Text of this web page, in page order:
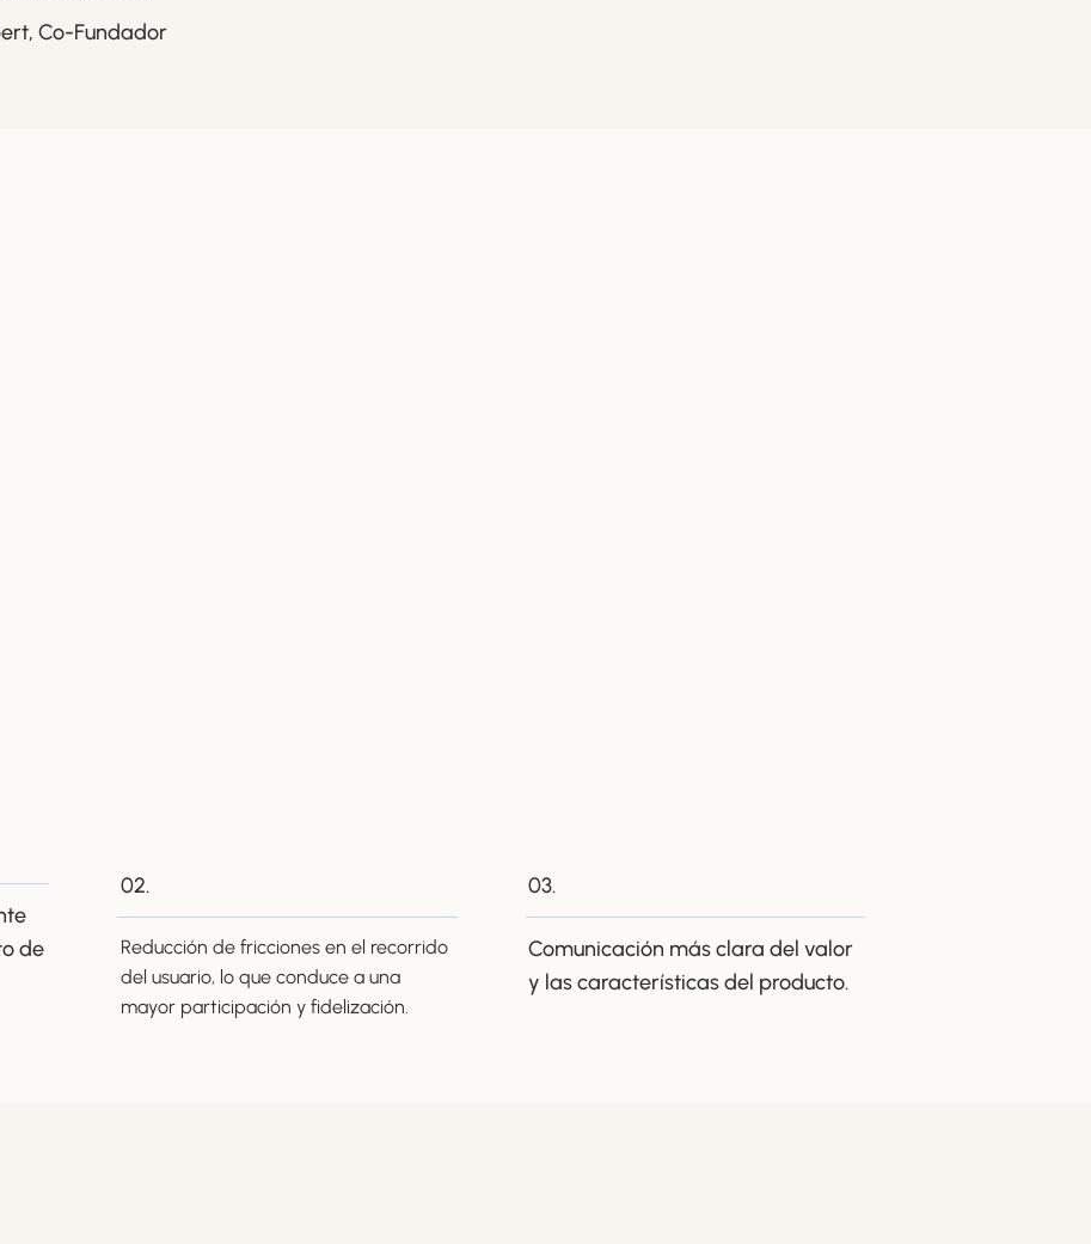
Co-Fundador
de
02.
Reducción de fricciones en el recorrido
del usuario, lo que conduce a una
mayor participación y fidelización.
03.
Comunicación más clara del valor
y las características del producto.